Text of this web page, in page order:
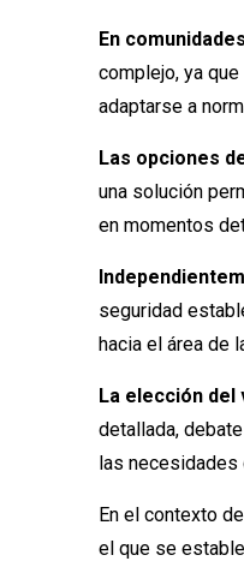
En
complejo, ya
adaptarse a
Las opciones
una solución
en momentos
seguridad
hacia el área de
La elección del
detallada,
las
En el contexto
el que se